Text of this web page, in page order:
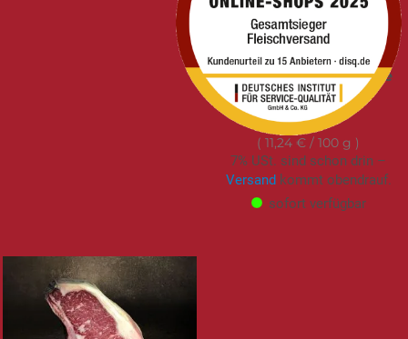
Dry Aged Ribeye Steak
| Entrecôte | Kuh
[Grand Mu] |
Deutschland | 30 Tage
gereift | 400g
44,95 €
11,24 € / 100 g
7% USt. sind schon drin –
Versandkommt obendrauf.
sofort verfügbar